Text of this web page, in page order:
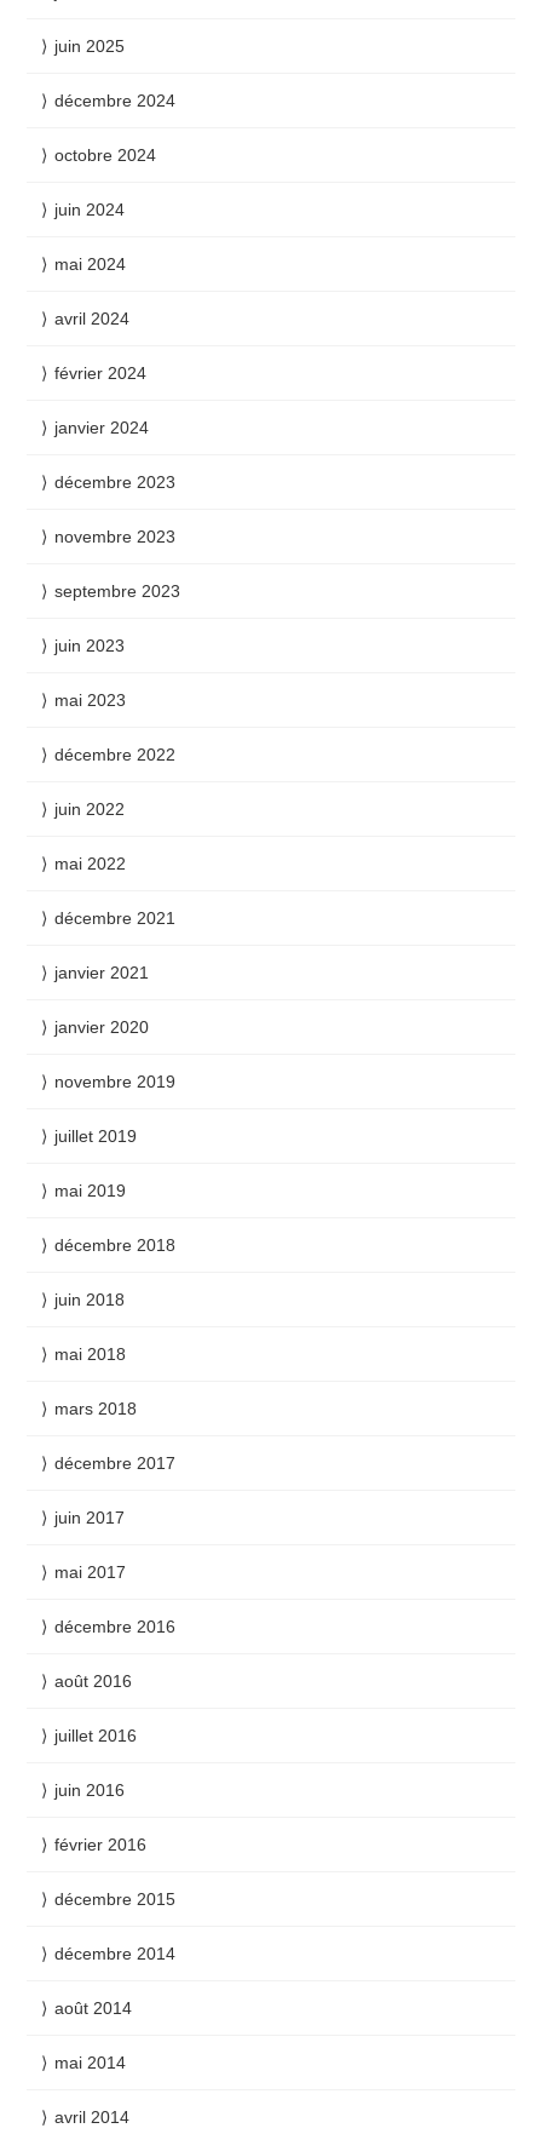
juin 2025
décembre 2024
octobre 2024
juin 2024
mai 2024
avril 2024
février 2024
janvier 2024
décembre 2023
novembre 2023
septembre 2023
juin 2023
mai 2023
décembre 2022
juin 2022
mai 2022
décembre 2021
janvier 2021
janvier 2020
novembre 2019
juillet 2019
mai 2019
décembre 2018
juin 2018
mai 2018
mars 2018
décembre 2017
juin 2017
mai 2017
décembre 2016
août 2016
juillet 2016
juin 2016
février 2016
décembre 2015
décembre 2014
août 2014
mai 2014
avril 2014